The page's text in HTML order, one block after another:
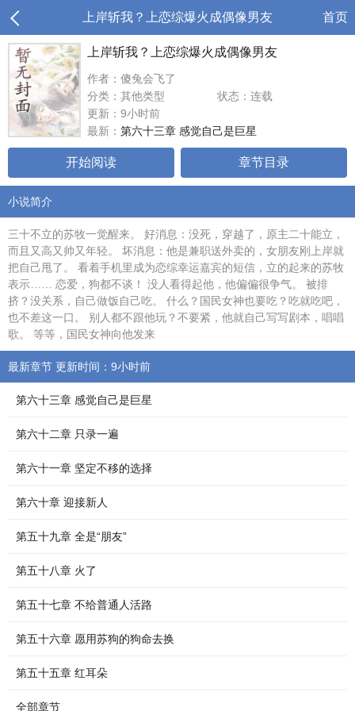
上岸斩我？上恋综爆火成偶像男友 首页
上岸斩我？上恋综爆火成偶像男友
作者：傻兔会飞了
分类：其他类型
状态：连载
更新：9小时前
最新： 第六十三章 感觉自己是巨星
开始阅读 章节目录
小说简介
三十不立的苏牧一觉醒来。 好消息：没死，穿越了，原主二十能立，
而且又高又帅又年轻。 坏消息：他是兼职送外卖的，女朋友刚上岸就
把自己甩了。 看着手机里成为恋综幸运嘉宾的短信，立的起来的苏牧
表示…… 恋爱，狗都不谈！ 没人看得起他，他偏偏很争气。 被排
挤？没关系，自己做饭自己吃。 什么？国民女神也要吃？吃就吃吧，
也不差这一口。 别人都不跟他玩？不要紧，他就自己写写剧本，唱唱
歌。 等等，国民女神向他发来
最新章节 更新时间：9小时前
第六十三章 感觉自己是巨星
第六十二章 只录一遍
第六十一章 坚定不移的选择
第六十章 迎接新人
第五十九章 全是“朋友”
第五十八章 火了
第五十七章 不给普通人活路
第五十六章 愿用苏狗的狗命去换
第五十五章 红耳朵
全部章节